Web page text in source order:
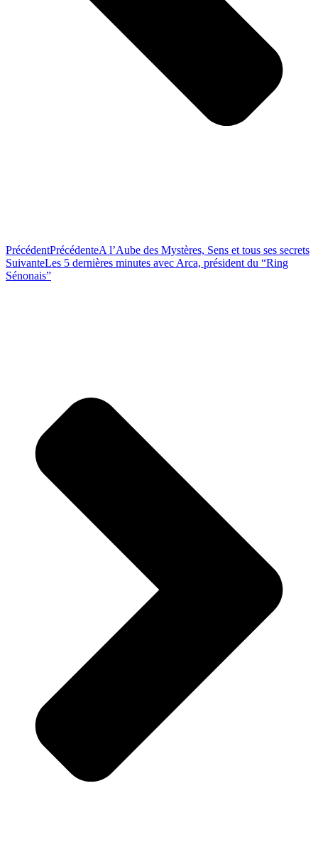
PrécédentPrécédenteA l’Aube des Mystères, Sens et tous ses secrets
SuivanteLes 5 dernières minutes avec Arca, président du “Ring
Sénonais”